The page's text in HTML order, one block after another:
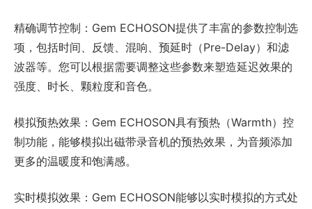
精确调节控制：Gem ECHOSON提供了丰富的参数控制选
项，包括时间、反馈、混响、预延时（Pre-Delay）和滤
波器等。您可以根据需要调整这些参数来塑造延迟效果的
强度、时长、颗粒度和音色。
模拟预热效果：Gem ECHOSON具有预热（Warmth）控
制功能，能够模拟出磁带录音机的预热效果，为音频添加
更多的温暖度和饱满感。
实时模拟效果：Gem ECHOSON能够以实时模拟的方式处